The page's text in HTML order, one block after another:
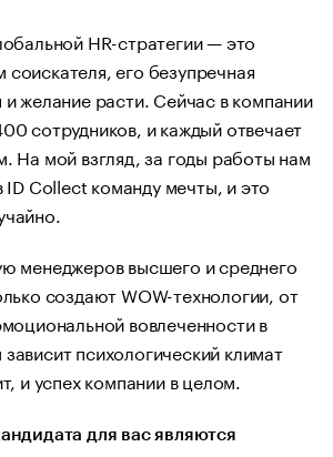
HR-стратегии — это
его безупречная
и желание расти. Сейчас в компании
сотрудников, и каждый отвечает
На мой взгляд, за годы работы нам
ID Collect команду мечты, и это
менеджеров высшего и среднего
создают WOW-технологии, от
вовлеченности в
психологический климат
и успех компании в целом.
для вас являются